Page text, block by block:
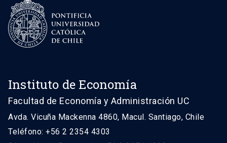
Instituto de Economía
Facultad de Economía y Administración UC
Avda. Vicuña Mackenna 4860, Macul. Santiago, Chile
Teléfono: +56 2 2354 4303